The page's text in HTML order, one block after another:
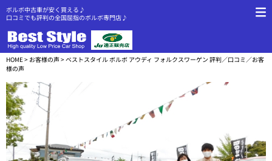
ボルボ中古車が安く買える♪
口コミでも評判の全国屈指のボルボ専門店♪
HOME> お客様の声> ベストスタイル ボルボ アウディ フォルクスワーゲン 評判／口コミ／お客
様の声